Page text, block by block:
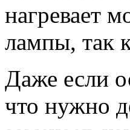
нагревает
лампы, так
Даже если
что нужно